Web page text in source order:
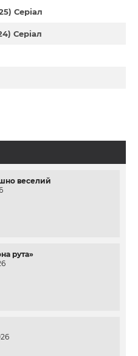
Серіал
Серіал
веселий
рута»